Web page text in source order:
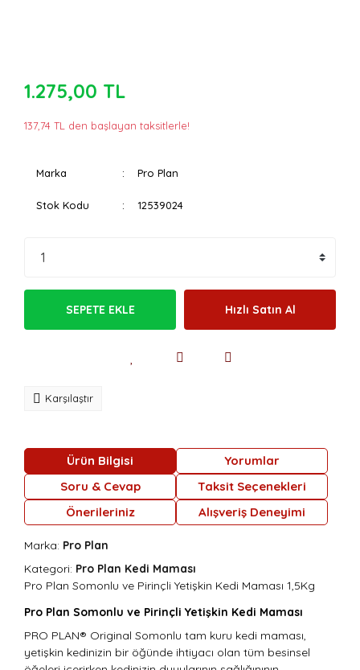
1.275,00 TL
137,74 TL den başlayan taksitlerle!
Marka Pro Plan
Stok Kodu 12539024
SEPETE EKLE Hızlı Satın Al
Karşılaştır
Ürün Bilgisi
Yorumlar
Soru & Cevap
Taksit Seçenekleri
Önerileriniz
Alışveriş Deneyimi
Marka: Pro Plan
Kategori: Pro Plan Kedi Maması
Pro Plan Somonlu ve Pirinçli Yetişkin Kedi Maması 1,5Kg
Pro Plan Somonlu ve Pirinçli Yetişkin Kedi Maması
PRO PLAN® Original Somonlu tam kuru kedi maması,
yetişkin kedinizin bir öğünde ihtiyacı olan tüm besinsel